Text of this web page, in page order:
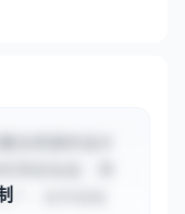
、合作目标